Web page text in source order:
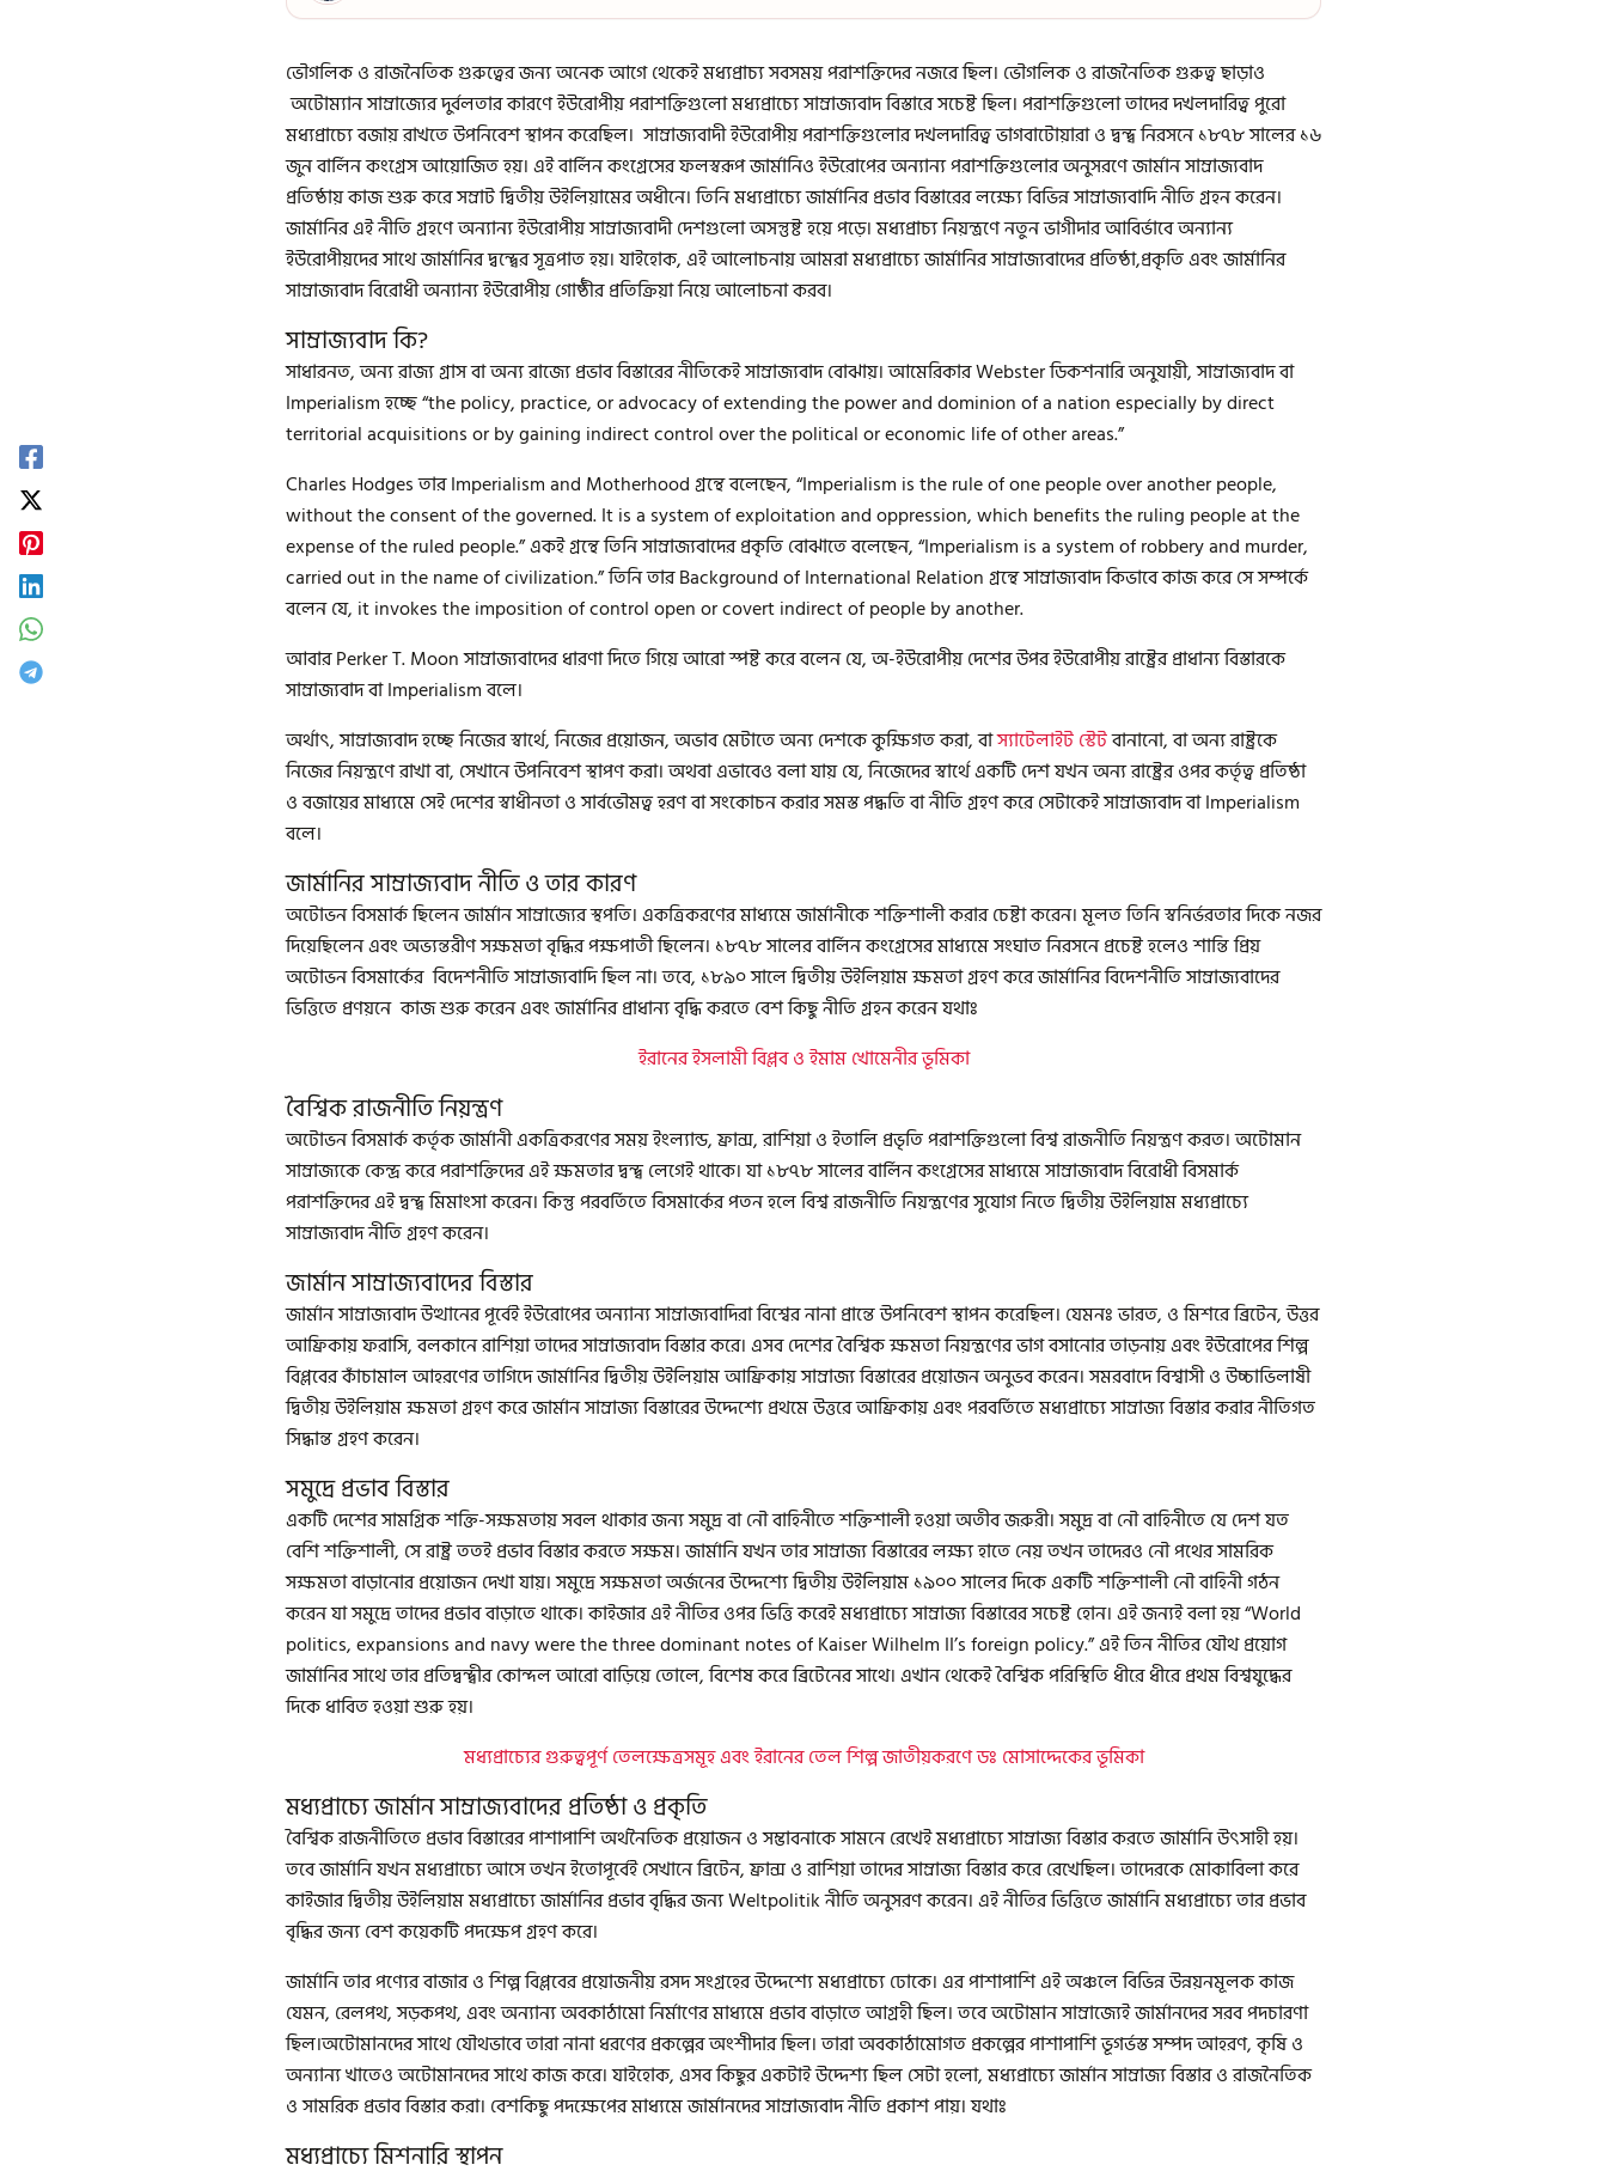
ভৌগলিক ও রাজনৈতিক গুরুত্বের জন্য অনেক আগে থেকেই মধ্যপ্রাচ্য সবসময় পরাশক্তিদের নজরে ছিল। ভৌগলিক ও রাজনৈতিক গুরুত্ব ছাড়াও
অটোম্যান সাম্রাজ্যের দুর্বলতার কারণে ইউরোপীয় পরাশক্তিগুলো মধ্যপ্রাচ্যে সাম্রাজ্যবাদ বিস্তারে সচেষ্ট ছিল। পরাশক্তিগুলো তাদের দখলদারিত্ব পুরো
মধ্যপ্রাচ্যে বজায় রাখতে উপনিবেশ স্থাপন করেছিল। সাম্রাজ্যবাদী ইউরোপীয় পরাশক্তিগুলোর দখলদারিত্ব ভাগবাটোয়ারা ও দ্বন্দ্ব নিরসনে ১৮৭৮ সালের ১৬
জুন বার্লিন কংগ্রেস আয়োজিত হয়। এই বার্লিন কংগ্রেসের ফলস্বরূপ জার্মানিও ইউরোপের অন্যান্য পরাশক্তিগুলোর অনুসরণে জার্মান সাম্রাজ্যবাদ
প্রতিষ্ঠায় কাজ শুরু করে সম্রাট দ্বিতীয় উইলিয়ামের অধীনে। তিনি মধ্যপ্রাচ্যে জার্মানির প্রভাব বিস্তারের লক্ষ্যে বিভিন্ন সাম্রাজ্যবাদি নীতি গ্রহন করেন।
জার্মানির এই নীতি গ্রহণে অন্যান্য ইউরোপীয় সাম্রাজ্যবাদী দেশগুলো অসন্তুষ্ট হয়ে পড়ে। মধ্যপ্রাচ্য নিয়ন্ত্রণে নতুন ভাগীদার আবির্ভাবে অন্যান্য
ইউরোপীয়দের সাথে জার্মানির দ্বন্দ্বের সূত্রপাত হয়। যাইহোক, এই আলোচনায় আমরা মধ্যপ্রাচ্যে জার্মানির সাম্রাজ্যবাদের প্রতিষ্ঠা,প্রকৃতি এবং জার্মানির
সাম্রাজ্যবাদ বিরোধী অন্যান্য ইউরোপীয় গোষ্ঠীর প্রতিক্রিয়া নিয়ে আলোচনা করব।
সাম্রাজ্যবাদ কি?
সাধারনত, অন্য রাজ্য গ্রাস বা অন্য রাজ্যে প্রভাব বিস্তারের নীতিকেই সাম্রাজ্যবাদ বোঝায়। আমেরিকার Webster ডিকশনারি অনুযায়ী, সাম্রাজ্যবাদ বা
Imperialism হচ্ছে “the policy, practice, or advocacy of extending the power and dominion of a nation especially by direct
territorial acquisitions or by gaining indirect control over the political or economic life of other areas.”
Charles Hodges তার Imperialism and Motherhood গ্রন্থে বলেছেন, “Imperialism is the rule of one people over another people,
without the consent of the governed. It is a system of exploitation and oppression, which benefits the ruling people at the
expense of the ruled people.” একই গ্রন্থে তিনি সাম্রাজ্যবাদের প্রকৃতি বোঝাতে বলেছেন, “Imperialism is a system of robbery and murder,
carried out in the name of civilization.” তিনি তার Background of International Relation গ্রন্থে সাম্রাজ্যবাদ কিভাবে কাজ করে সে সম্পর্কে
বলেন যে, it invokes the imposition of control open or covert indirect of people by another.
আবার Perker T. Moon সাম্রাজ্যবাদের ধারণা দিতে গিয়ে আরো স্পষ্ট করে বলেন যে, অ-ইউরোপীয় দেশের উপর ইউরোপীয় রাষ্ট্রের প্রাধান্য বিস্তারকে
সাম্রাজ্যবাদ বা Imperialism বলে।
অর্থাৎ, সাম্রাজ্যবাদ হচ্ছে নিজের স্বার্থে, নিজের প্রয়োজন, অভাব মেটাতে অন্য দেশকে কুক্ষিগত করা, বাস্যাটেলাইট স্টেটবানানো, বা অন্য রাষ্ট্রকে
নিজের নিয়ন্ত্রণে রাখা বা, সেখানে উপনিবেশ স্থাপণ করা। অথবা এভাবেও বলা যায় যে, নিজেদের স্বার্থে একটি দেশ যখন অন্য রাষ্ট্রের ওপর কর্তৃত্ব প্রতিষ্ঠা
ও বজায়ের মাধ্যমে সেই দেশের স্বাধীনতা ও সার্বভৌমত্ব হরণ বা সংকোচন করার সমস্ত পদ্ধতি বা নীতি গ্রহণ করে সেটাকেই সাম্রাজ্যবাদ বা Imperialism
বলে।
জার্মানির সাম্রাজ্যবাদ নীতি ও তার কারণ
অটোভন বিসমার্ক ছিলেন জার্মান সাম্রাজ্যের স্থপতি। একত্রিকরণের মাধ্যমে জার্মানীকে শক্তিশালী করার চেষ্টা করেন। মূলত তিনি স্বনির্ভরতার দিকে নজর
দিয়েছিলেন এবং অভ্যন্তরীণ সক্ষমতা বৃদ্ধির পক্ষপাতী ছিলেন। ১৮৭৮ সালের বার্লিন কংগ্রেসের মাধ্যমে সংঘাত নিরসনে প্রচেষ্ট হলেও শান্তি প্রিয়
অটোভন বিসমার্কের বিদেশনীতি সাম্রাজ্যবাদি ছিল না। তবে, ১৮৯০ সালে দ্বিতীয় উইলিয়াম ক্ষমতা গ্রহণ করে জার্মানির বিদেশনীতি সাম্রাজ্যবাদের
ভিত্তিতে প্রণয়নে কাজ শুরু করেন এবং জার্মানির প্রাধান্য বৃদ্ধি করতে বেশ কিছু নীতি গ্রহন করেন যথাঃ
ইরানের ইসলামী বিপ্লব ও ইমাম খোমেনীর ভূমিকা
বৈশ্বিক রাজনীতি নিয়ন্ত্রণ
অটোভন বিসমার্ক কর্তৃক জার্মানী একত্রিকরণের সময় ইংল্যান্ড, ফ্রান্স, রাশিয়া ও ইতালি প্রভৃতি পরাশক্তিগুলো বিশ্ব রাজনীতি নিয়ন্ত্রণ করত। অটোমান
সাম্রাজ্যকে কেন্দ্র করে পরাশক্তিদের এই ক্ষমতার দ্বন্দ্ব লেগেই থাকে। যা ১৮৭৮ সালের বার্লিন কংগ্রেসের মাধ্যমে সাম্রাজ্যবাদ বিরোধী বিসমার্ক
পরাশক্তিদের এই দ্বন্দ্ব মিমাংসা করেন। কিন্তু পরবর্তিতে বিসমার্কের পতন হলে বিশ্ব রাজনীতি নিয়ন্ত্রণের সুযোগ নিতে দ্বিতীয় উইলিয়াম মধ্যপ্রাচ্যে
সাম্রাজ্যবাদ নীতি গ্রহণ করেন।
জার্মান সাম্রাজ্যবাদের বিস্তার
জার্মান সাম্রাজ্যবাদ উত্থানের পূর্বেই ইউরোপের অন্যান্য সাম্রাজ্যবাদিরা বিশ্বের নানা প্রান্তে উপনিবেশ স্থাপন করেছিল। যেমনঃ ভারত, ও মিশরে ব্রিটেন, উত্তর
আফ্রিকায় ফরাসি, বলকানে রাশিয়া তাদের সাম্রাজ্যবাদ বিস্তার করে। এসব দেশের বৈশ্বিক ক্ষমতা নিয়ন্ত্রণের ভাগ বসানোর তাড়নায় এবং ইউরোপের শিল্প
বিপ্লবের কাঁচামাল আহরণের তাগিদে জার্মানির দ্বিতীয় উইলিয়াম আফ্রিকায় সাম্রাজ্য বিস্তারের প্রয়োজন অনুভব করেন। সমরবাদে বিশ্বাসী ও উচ্চাভিলাষী
দ্বিতীয় উইলিয়াম ক্ষমতা গ্রহণ করে জার্মান সাম্রাজ্য বিস্তারের উদ্দেশ্যে প্রথমে উত্তরে আফ্রিকায় এবং পরবর্তিতে মধ্যপ্রাচ্যে সাম্রাজ্য বিস্তার করার নীতিগত
সিদ্ধান্ত গ্রহণ করেন।
সমুদ্রে প্রভাব বিস্তার
একটি দেশের সামগ্রিক শক্তি-সক্ষমতায় সবল থাকার জন্য সমুদ্র বা নৌ বাহিনীতে শক্তিশালী হওয়া অতীব জরুরী। সমুদ্র বা নৌ বাহিনীতে যে দেশ যত
বেশি শক্তিশালী, সে রাষ্ট্র ততই প্রভাব বিস্তার করতে সক্ষম। জার্মানি যখন তার সাম্রাজ্য বিস্তারের লক্ষ্য হাতে নেয় তখন তাদেরও নৌ পথের সামরিক
সক্ষমতা বাড়ানোর প্রয়োজন দেখা যায়। সমুদ্রে সক্ষমতা অর্জনের উদ্দেশ্যে দ্বিতীয় উইলিয়াম ১৯০০ সালের দিকে একটি শক্তিশালী নৌ বাহিনী গঠন
করেন যা সমুদ্রে তাদের প্রভাব বাড়াতে থাকে। কাইজার এই নীতির ওপর ভিত্তি করেই মধ্যপ্রাচ্যে সাম্রাজ্য বিস্তারের সচেষ্ট হোন। এই জন্যই বলা হয় “World
politics, expansions and navy were the three dominant notes of Kaiser Wilhelm II’s foreign policy.” এই তিন নীতির যৌথ প্রয়োগ
জার্মানির সাথে তার প্রতিদ্বন্দ্বীর কোন্দল আরো বাড়িয়ে তোলে, বিশেষ করে ব্রিটেনের সাথে। এখান থেকেই বৈশ্বিক পরিস্থিতি ধীরে ধীরে প্রথম বিশ্বযুদ্ধের
দিকে ধাবিত হওয়া শুরু হয়।
মধ্যপ্রাচ্যের গুরুত্বপূর্ণ তেলক্ষেত্রসমূহ এবং ইরানের তেল শিল্প জাতীয়করণে ডঃ মোসাদ্দেকের ভূমিকা
মধ্যপ্রাচ্যে জার্মান সাম্রাজ্যবাদের প্রতিষ্ঠা ও প্রকৃতি
বৈশ্বিক রাজনীতিতে প্রভাব বিস্তারের পাশাপাশি অর্থনৈতিক প্রয়োজন ও সম্ভাবনাকে সামনে রেখেই মধ্যপ্রাচ্যে সাম্রাজ্য বিস্তার করতে জার্মানি উৎসাহী হয়।
তবে জার্মানি যখন মধ্যপ্রাচ্যে আসে তখন ইতোপূর্বেই সেখানে ব্রিটেন, ফ্রান্স ও রাশিয়া তাদের সাম্রাজ্য বিস্তার করে রেখেছিল। তাদেরকে মোকাবিলা করে
কাইজার দ্বিতীয় উইলিয়াম মধ্যপ্রাচ্যে জার্মানির প্রভাব বৃদ্ধির জন্য Weltpolitik নীতি অনুসরণ করেন। এই নীতির ভিত্তিতে জার্মানি মধ্যপ্রাচ্যে তার প্রভাব
বৃদ্ধির জন্য বেশ কয়েকটি পদক্ষেপ গ্রহণ করে।
জার্মানি তার পণ্যের বাজার ও শিল্প বিপ্লবের প্রয়োজনীয় রসদ সংগ্রহের উদ্দেশ্যে মধ্যপ্রাচ্যে ঢোকে। এর পাশাপাশি এই অঞ্চলে বিভিন্ন উন্নয়নমূলক কাজ
যেমন, রেলপথ, সড়কপথ, এবং অন্যান্য অবকাঠামো নির্মাণের মাধ্যমে প্রভাব বাড়াতে আগ্রহী ছিল। তবে অটোমান সাম্রাজ্যেই জার্মানদের সরব পদচারণা
ছিল।অটোমানদের সাথে যৌথভাবে তারা নানা ধরণের প্রকল্পের অংশীদার ছিল। তারা অবকাঠামোগত প্রকল্পের পাশাপাশি ভূগর্ভস্ত সম্পদ আহরণ, কৃষি ও
অন্যান্য খাতেও অটোমানদের সাথে কাজ করে। যাইহোক, এসব কিছুর একটাই উদ্দেশ্য ছিল সেটা হলো, মধ্যপ্রাচ্যে জার্মান সাম্রাজ্য বিস্তার ও রাজনৈতিক
ও সামরিক প্রভাব বিস্তার করা। বেশকিছু পদক্ষেপের মাধ্যমে জার্মানদের সাম্রাজ্যবাদ নীতি প্রকাশ পায়। যথাঃ
মধ্যপ্রাচ্যে মিশনারি স্থাপন